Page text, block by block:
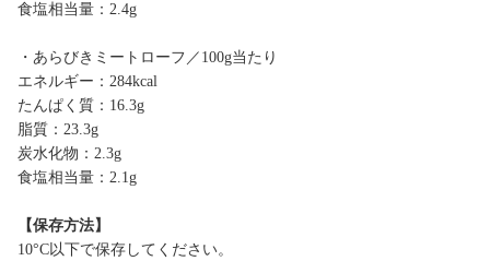
食塩相当量：2.4g
・あらびきミートローフ／100g当たり
エネルギー：284kcal
たんぱく質：16.3g
脂質：23.3g
炭水化物：2.3g
食塩相当量：2.1g
【保存方法】
10°C以下で保存してください。